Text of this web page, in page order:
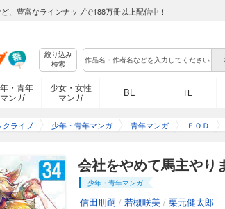
、豊富なラインナップで188万冊以上配信中！
絞り込み
検索
・青年
マンガ
少女・女性
マンガ
BL TL
クライブ 少年・青年マンガ 青年マンガ ＦＯＤ
会社をやめて馬主や
少年・青年マンガ
信田朋嗣 / 若槻咲美 / 栗元健太郎
110円 (税込)
ない！ 東京の会社を辞めて、競走馬を生産する実
か…。会社員時代のスキルと金銭感覚を活かし、
会社をやめて馬主やります！―アキコノユ
110円 (税込)
か…。会社員時代のスキルと金銭感覚を活かし、馬